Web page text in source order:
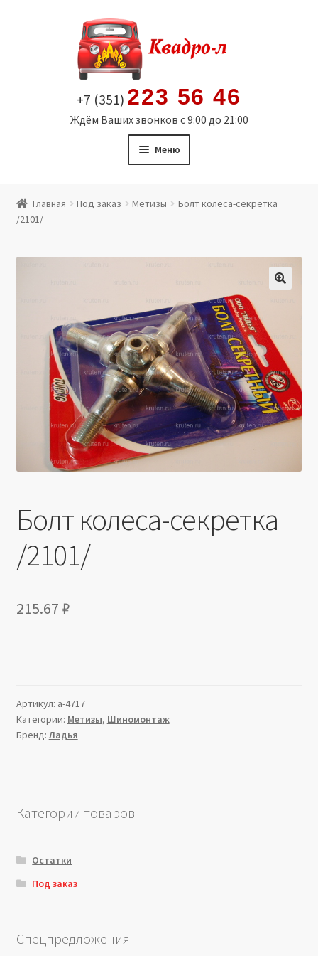
содержимому
+7 (351) 223 56 46
Ждём Ваших звонков с 9:00 до 21:00
Меню
Витрина
Мой аккаунт
Политика в отношении обработки персональных
Производители
Юридические данные
Главная Под заказ Метизы
Болт колеса-секретка
/2101/
Болт колеса-секретка
/2101/
215.67 ₽
Артикул: a-4717
Категории: Метизы, Шиномонтаж
Бренд:Ладья
Категории товаров
Остатки
Под заказ
Спецпредложения